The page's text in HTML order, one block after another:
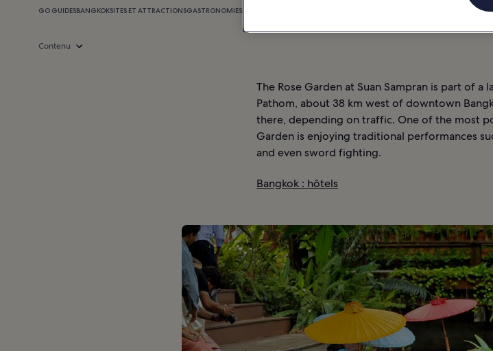
GO GUIDESBANGKOKSITES ET ATTRACTIONSGASTRONOMIESHOPPING BANGKOK : HÔTELS
Contenu
The Rose Garden at Suan Sampran is part of a
Pathom, about 38 km west of downtown
there, depending on traffic. One of the most
Garden is enjoying traditional performances
and even sword fighting.
Bangkok : hôtels